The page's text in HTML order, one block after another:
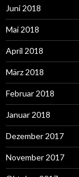
Juni 2018
Mai 2018
April 2018
März 2018
Februar 2018
Januar 2018
Dezember 2017
November 2017